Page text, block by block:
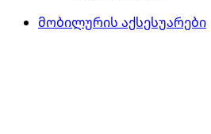
მობილურის აქსესუარები